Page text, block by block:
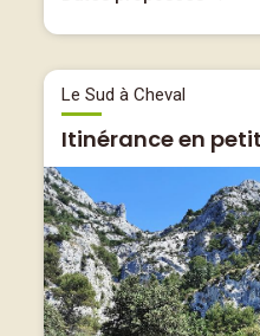
Le Sud à Cheval
Itinérance en